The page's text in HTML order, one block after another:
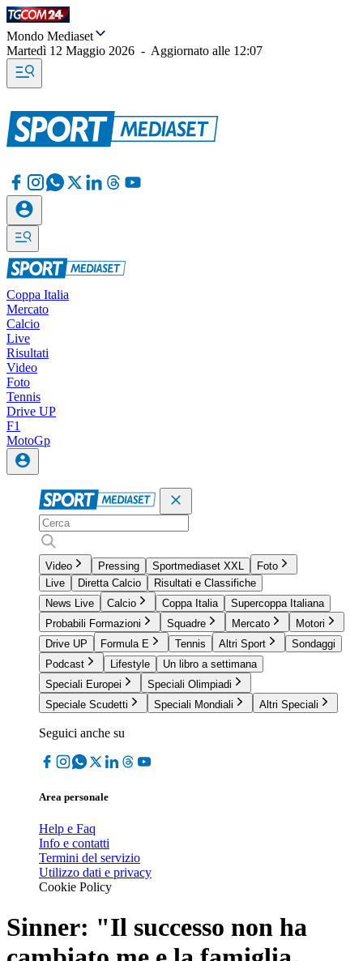
Mondo Mediaset
Martedì 12 Maggio 2026 - Aggiornato alle 12:07
Coppa Italia
Mercato
Calcio
Live
Risultati
Video
Foto
Tennis
Drive UP
F1
MotoGp
Video Pressing Sportmediaset XXL
Foto
Live
Diretta Calcio
Risultati e Classifiche
News Live
Calcio Coppa Italia
Supercoppa Italiana
Probabili Formazioni
Squadre Mercato
Motori
Drive UP
Formula E Tennis Altri Sport
Sondaggi
Podcast
Lifestyle
Un libro a settimana
Speciali Europei
Speciali Olimpiadi
Speciale Scudetti
Speciali Mondiali Altri Speciali
Seguici anche su
Area personale
Help e Faq
Info e contatti
Termini del servizio
Utilizzo dati e privacy
Cookie Policy
Sinner: "Il successo non ha